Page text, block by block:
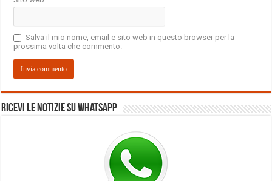
Salva il mio nome, email e sito web in questo browser per la
prossima volta che commento.
Ricevi le notizie su Whatsapp